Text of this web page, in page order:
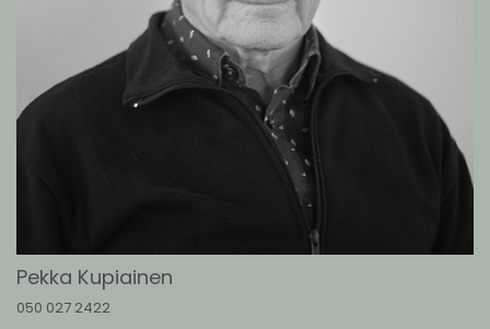
Pekka Kupiainen
050 027 2422